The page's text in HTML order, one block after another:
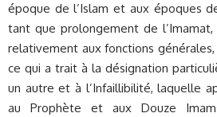
époque de l’Islam et aux époques
tant que prolongement de
relativement aux fonctions
ce qui a trait à la désignation
un autre et à l’Infaillibilité, laquelle
au Prophète et aux Douze